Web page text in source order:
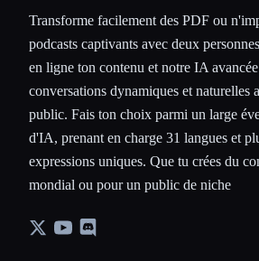
Transforme facilement des PDF ou
podcasts captivants avec deux
en ligne ton contenu et notre IA
conversations dynamiques et naturelles
public. Fais ton choix parmi un large
d'IA, prenant en charge 31 langues et
expressions uniques. Que tu crées du
mondial ou pour un public de niche